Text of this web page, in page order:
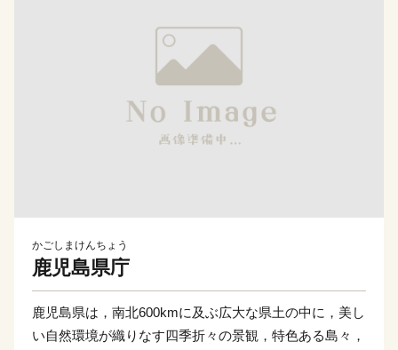
かごしまけんちょう
鹿児島県庁
鹿児島県は，南北600kmに及ぶ広大な県土の中に，美し
い自然環境が織りなす四季折々の景観，特色ある島々，